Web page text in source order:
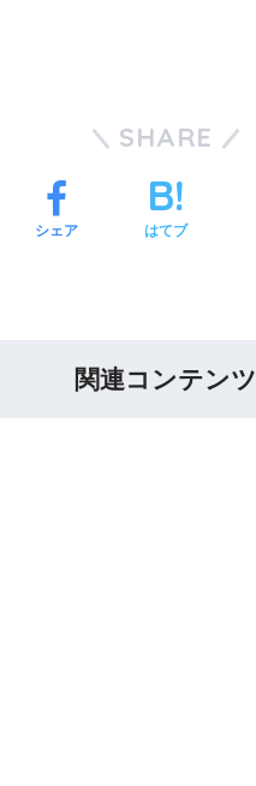
SHARE
シェア はてブ
関連コンテンツ